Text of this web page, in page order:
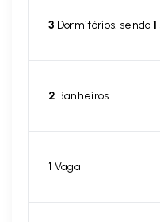
3 Dormitórios, sendo1
2 Banheiros
1 Vaga